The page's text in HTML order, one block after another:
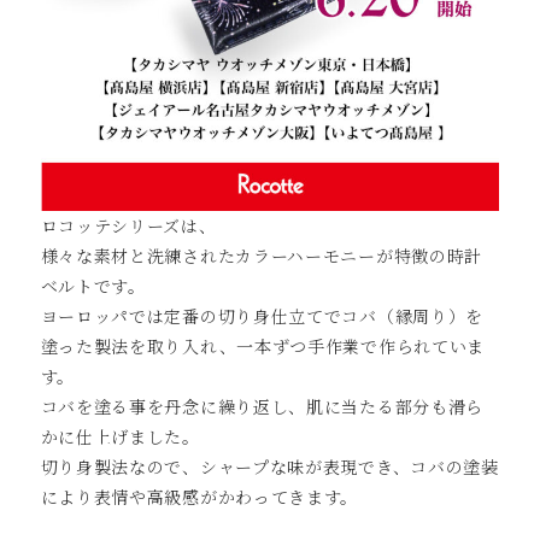
ロコッテシリーズは、
様々な素材と洗練されたカラーハーモニーが特徴の時計
ベルトです。
ヨーロッパでは定番の切り⾝仕⽴てでコバ（縁周り）を
塗った製法を取り⼊れ、⼀本ずつ⼿作業で作られていま
す。
コバを塗る事を丹念に繰り返し、肌に当たる部分も滑ら
かに仕上げました。
切り⾝製法なので、シャープな味が表現でき、コバの塗装
により表情や⾼級感がかわってきます。